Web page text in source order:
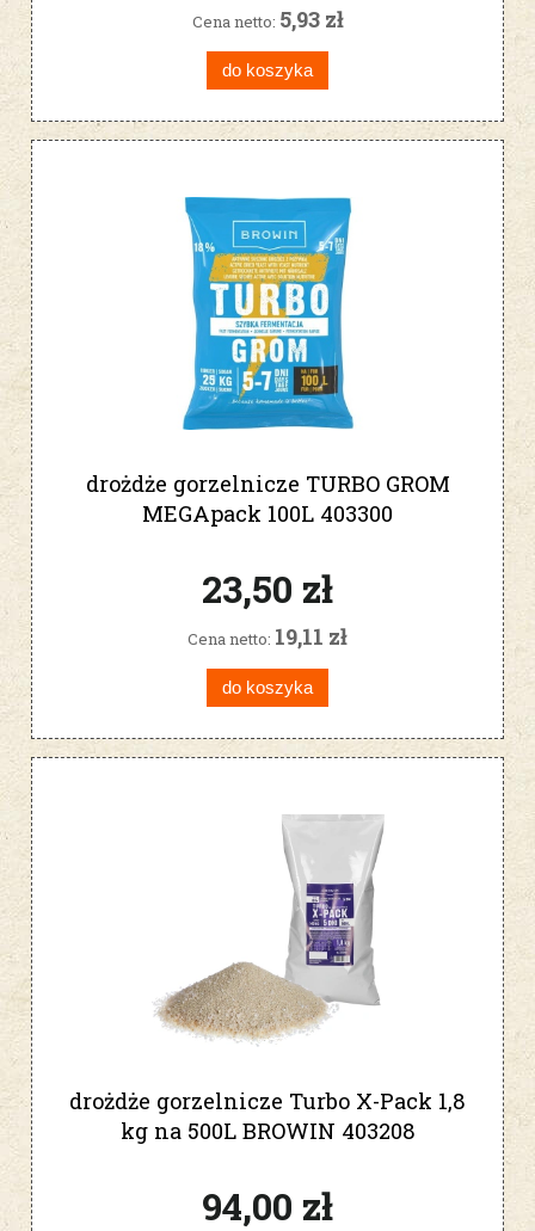
Cena netto: 5,93 zł
do koszyka
drożdże gorzelnicze TURBO GROM
MEGApack 100L 403300
23,50 zł
Cena netto: 19,11 zł
do koszyka
drożdże gorzelnicze Turbo X-Pack 1,8
kg na 500L BROWIN 403208
94,00 zł